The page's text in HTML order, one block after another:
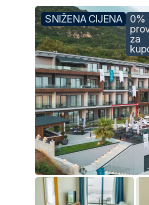
SNIŽENA CIJENA
0%
za